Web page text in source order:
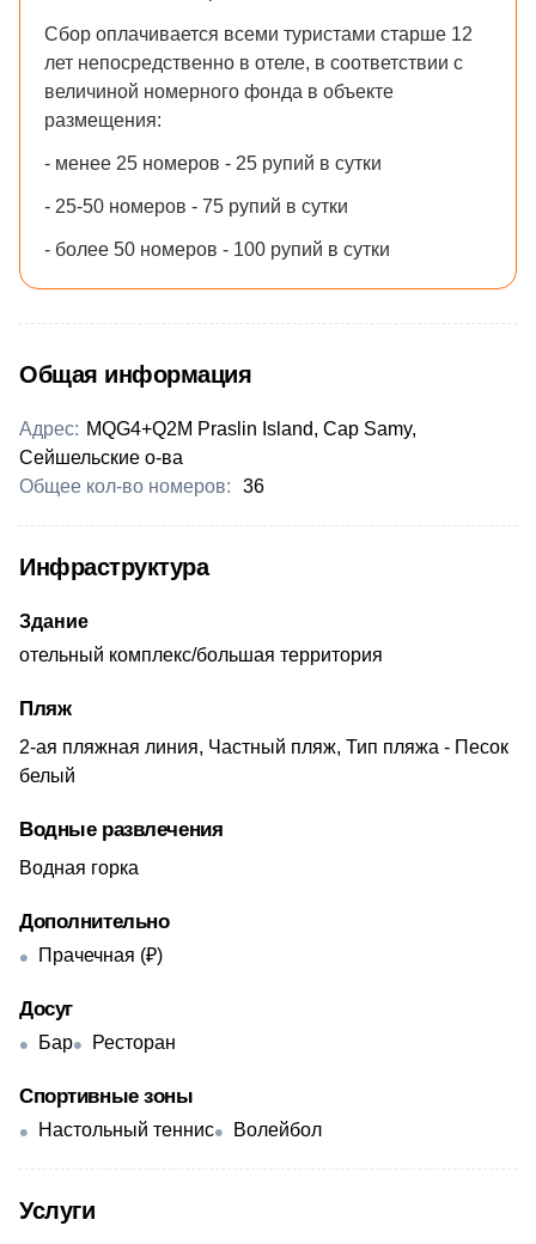
Сбор оплачивается всеми туристами старше 12
лет непосредственно в отеле, в соответствии с
величиной номерного фонда в объекте
размещения:
- менее 25 номеров - 25 рупий в сутки
- 25-50 номеров - 75 рупий в сутки
- более 50 номеров - 100 рупий в сутки
Общая информация
Адрес: MQG4+Q2M Praslin Island, Cap Samy,
Сейшельские о-ва
Общее кол-во номеров:
36
Инфраструктура
Здание
отельный комплекс/большая территория
Пляж
2-ая пляжная линия, Частный пляж, Тип пляжа - Песок
белый
Водные развлечения
Водная горка
Дополнительно
Прачечная (₽)
Досуг
Бар Ресторан
Спортивные зоны
Настольный теннис Волейбол
Услуги